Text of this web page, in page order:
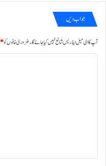
جواب دیں
آپ کا ای میل ایڈریس شائع نہیں کیا جائے گا۔ضروری خانوں کو*